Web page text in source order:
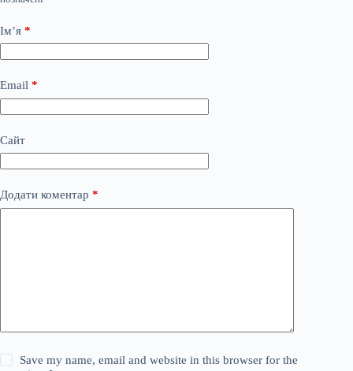
Ім’я *
Email *
Сайт
Додати коментар *
Save my name, email and website in this browser for the